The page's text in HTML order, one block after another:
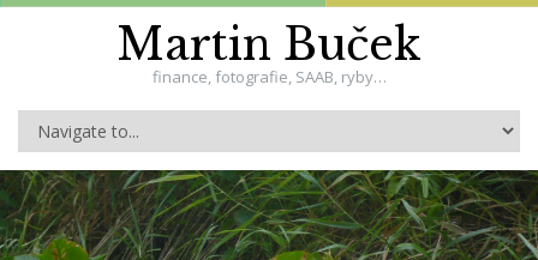
Martin Buček
finance, fotografie, SAAB, ryby…